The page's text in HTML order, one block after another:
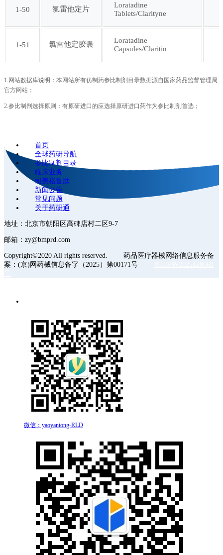
1-50 氯雷他定片
Loratadine
Tablets/Clarityne
1-51 氯雷他定胶囊
Loratadine
Capsules/Claritin
1.网站数据库说明：本网站所有仿制药参比制剂目录数据源自国家药品监督管理局
官方网站；
2.参比制剂选择原则：有原研进口的应选择原研进口药作为参比制剂首选；
首页
全球药研导航
参比制剂目录
临床业务
司美格鲁肽
新闻公告
常见问题
关于药研通
地址：北京市朝阳区高碑店村二区9-7
邮箱：zy@bmprd.com
Copyright©2020 All rights reserved. 药品医疗器械网络信息服务备
案：(京)网药械信息备字（2025）第00171号
微信：yaoyantong-RLD